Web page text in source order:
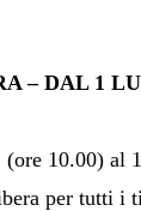
– DAL 1
10.00) al
per tutti i